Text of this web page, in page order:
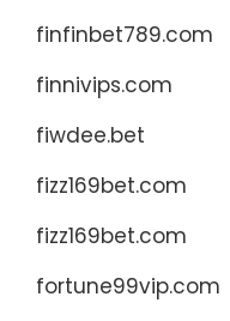
finfinbet789.com
finnivips.com
fiwdee.bet
fizz169bet.com
fizz169bet.com
fortune99vip.com